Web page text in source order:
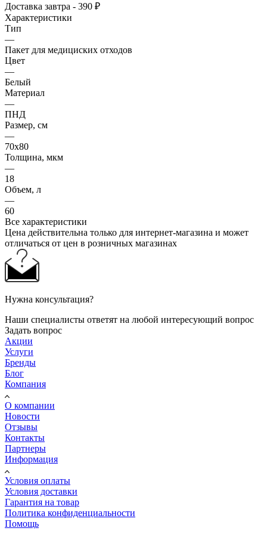
Доставка завтра - 390 ₽
Характеристики
Тип
—
Пакет для медициских отходов
Цвет
—
Белый
Материал
—
ПНД
Размер, см
—
70x80
Толщина, мкм
—
18
Объем, л
—
60
Все характеристики
Цена действительна только для интернет-магазина и может
отличаться от цен в розничных магазинах
Нужна консультация?
Наши специалисты ответят на любой интересующий вопрос
Задать вопрос
Акции
Услуги
Бренды
Блог
Компания
О компании
Новости
Отзывы
Контакты
Партнеры
Информация
Условия оплаты
Условия доставки
Гарантия на товар
Политика конфиденциальности
Помощь